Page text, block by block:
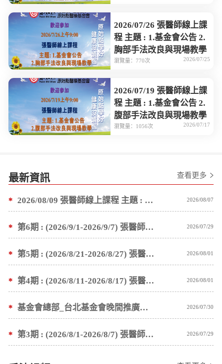
2026/07/26 張醫師線上課
程 主題 : 1.基金會公告 2.
胸部手法改良與現場教學
瀏覽量：770次 2026/07/25
2026/07/19 張醫師線上課
程 主題 : 1.基金會公告 2.
腹部手法改良與現場教學
瀏覽量：1056次 2026/07/17
最新資訊 查看更多
* 2026/08/09 張醫師線上課程 主題 : 褥瘡案例後續追蹤 及按推方法 2026/08/07
* 第6期 : (2026/9/1-2026/9/7) 張醫師親自培訓手法 廣州基礎班7 天錄取名單公告 2026/07/29
* 第5期 : (2026/8/21-2026/8/27) 張醫師親自培訓手法 廣州基礎班7 天錄取名單公告 2026/08/01
* 第4期 : (2026/8/11-2026/8/17) 張醫師親自培訓手法 廣州基礎班7 天錄取名單公告 2026/08/01
* 基金會總部_台北基金會晚間推廣暫停服務公告 2026/07/30
* 第3期 : (2026/8/1-2026/8/7) 張醫師親自培訓手法 廣州基礎班7 天錄取名單公告 2026/07/29